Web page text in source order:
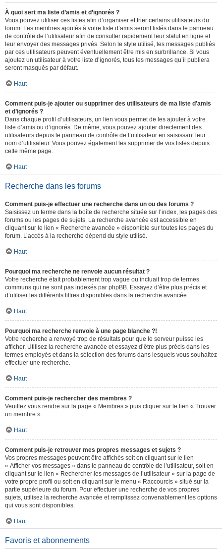
À quoi sert ma liste d’amis et d’ignorés ?
Vous pouvez utiliser ces listes afin d’organiser et trier certains utilisateurs du
forum. Les membres ajoutés à votre liste d’amis seront listés dans le panneau
de contrôle de l’utilisateur afin de consulter rapidement leur statut en ligne et
leur envoyer des messages privés. Selon le style utilisé, les messages publiés
par ces utilisateurs peuvent éventuellement être mis en surbrillance. Si vous
ajoutez un utilisateur à votre liste d’ignorés, tous les messages qu’il publiera
seront masqués par défaut.
Haut
Comment puis-je ajouter ou supprimer des utilisateurs de ma liste d’amis
et d’ignorés ?
Dans chaque profil d’utilisateurs, un lien vous permet de les ajouter à votre
liste d’amis ou d’ignorés. De même, vous pouvez ajouter directement des
utilisateurs depuis le panneau de contrôle de l’utilisateur en saisissant leur
nom d’utilisateur. Vous pouvez également les supprimer de vos listes depuis
cette même page.
Haut
Recherche dans les forums
Comment puis-je effectuer une recherche dans un ou des forums ?
Saisissez un terme dans la boîte de recherche située sur l’index, les pages des
forums ou les pages de sujets. La recherche avancée est accessible en
cliquant sur le lien « Recherche avancée » disponible sur toutes les pages du
forum. L’accès à la recherche dépend du style utilisé.
Haut
Pourquoi ma recherche ne renvoie aucun résultat ?
Votre recherche était probablement trop vague ou incluait trop de termes
communs qui ne sont pas indexés par phpBB. Essayez d’être plus précis et
d’utiliser les différents filtres disponibles dans la recherche avancée.
Haut
Pourquoi ma recherche renvoie à une page blanche ?!
Votre recherche a renvoyé trop de résultats pour que le serveur puisse les
afficher. Utilisez la recherche avancée et essayez d’être plus précis dans les
termes employés et dans la sélection des forums dans lesquels vous souhaitez
effectuer une recherche.
Haut
Comment puis-je rechercher des membres ?
Veuillez vous rendre sur la page « Membres » puis cliquer sur le lien « Trouver
un membre ».
Haut
Comment puis-je retrouver mes propres messages et sujets ?
Vos propres messages peuvent être affichés soit en cliquant sur le lien
« Afficher vos messages » dans le panneau de contrôle de l’utilisateur, soit en
cliquant sur le lien « Rechercher les messages de l’utilisateur » sur la page de
votre propre profil ou soit en cliquant sur le menu « Raccourcis » situé sur la
partie supérieure du forum. Pour effectuer une recherche de vos propres
sujets, utilisez la recherche avancée et remplissez convenablement les options
qui vous sont disponibles.
Haut
Favoris et abonnements